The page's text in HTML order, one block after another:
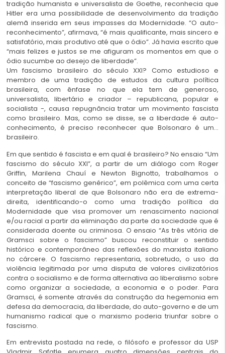
tradição humanista e universalista de Goethe, reconhecia que
Hitler era uma possibilidade de desenvolvimento da tradição
alemã inserida em seus impasses da Modernidade. “O auto-
reconhecimento”, afirmava, “é mais qualificante, mais sincero e
satisfatório, mais produtivo até que o ódio”. Já havia escrito que
“mais felizes e justos se me afiguram os momentos em que o
ódio sucumbe ao desejo de liberdade”.
Um fascismo brasileiro do século XXI? Como estudioso e
membro de uma tradição de estudos da cultura política
brasileira, com ênfase no que ela tem de generoso,
universalista, libertário e criador – republicana, popular e
socialista -, causa repugnância tratar um movimento fascista
como brasileiro. Mas, como se disse, se a liberdade é auto-
conhecimento, é preciso reconhecer que Bolsonaro é um…
brasileiro.
Em que sentido é fascista e em qual é brasileiro? No ensaio “Um
fascismo do século XXI”, a partir de um diálogo com Roger
Griffin, Marilena Chauí e Newton Bignotto, trabalhamos o
conceito de “fascismo genérico”, em polêmica com uma certa
interpretação liberal de que Bolsonaro não era de extrema-
direita, identificando-o como uma tradição política da
Modernidade que visa promover um renascimento nacional
e/ou racial a partir da eliminação da parte da sociedade que é
considerada doente ou criminosa. O ensaio “As três vitória de
Gramsci sobre o fascismo” buscou reconstituir o sentido
histórico e contemporâneo das reflexões do marxista italiano
no cárcere. O fascismo representaria, sobretudo, o uso da
violência legitimada por uma disputa de valores civilizatórios
contra o socialismo e de forma alternativa ao liberalismo sobre
como organizar a sociedade, a economia e o poder. Para
Gramsci, é somente através da construção da hegemonia em
defesa da democracia, da liberdade, do auto-governo e de um
humanismo radical que o marxismo poderia triunfar sobre o
fascismo.
Em entrevista postada na rede, o filósofo e professor da USP